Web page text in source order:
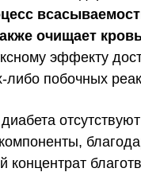
очищает
эффекту
либо побочных
концентрат